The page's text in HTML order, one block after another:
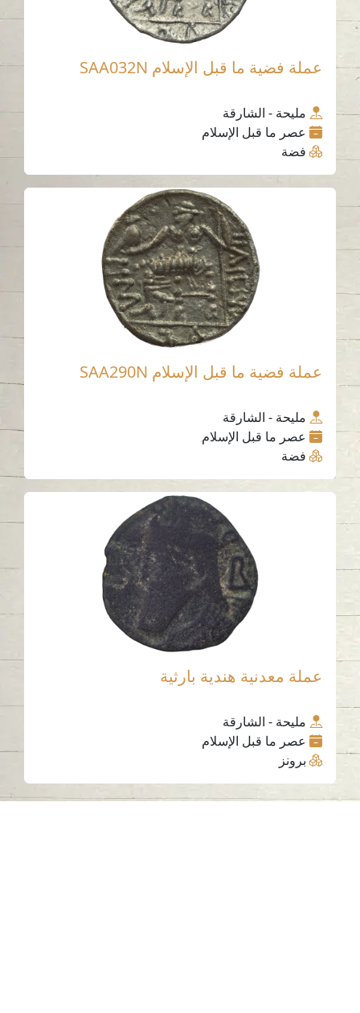
عملة فضية ما قبل الإسلام SAA032N
مليحة - الشارقة
عصر ما قبل الإسلام
فضة
عملة فضية ما قبل الإسلام SAA290N
مليحة - الشارقة
عصر ما قبل الإسلام
فضة
عملة معدنية هندية بارثية
مليحة - الشارقة
عصر ما قبل الإسلام
برونز